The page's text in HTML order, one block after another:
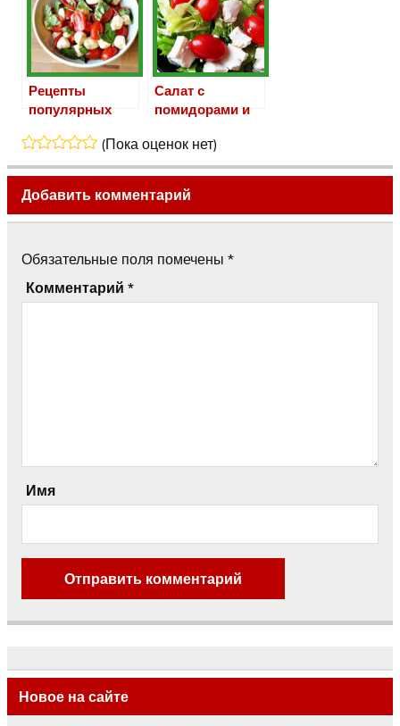
Рецепты
популярных
помидорами и
сыром
Салат с
помидорами и
легко и вкусно
(Пока оценок нет)
Добавить комментарий
Обязательные поля помечены *
Комментарий *
Имя
Новое на сайте